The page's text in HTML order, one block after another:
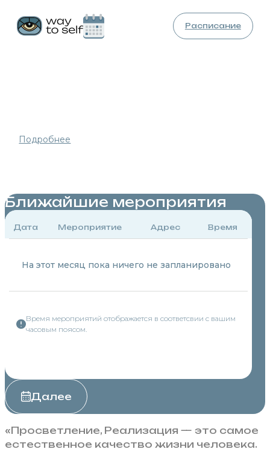
Расписание
Подробнее
Ближайшие мероприятия
Дата Мероприятие Адрес Время
На этот месяц пока ничего не запланировано
Время мероприятий отображается в соответсвии с вашим
часовым поясом.
Далее
«Просветление, Реализация — это самое
естественное качество жизни человека.